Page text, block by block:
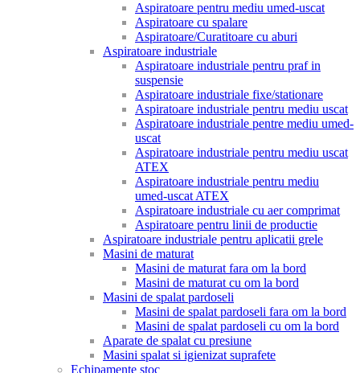
Aspiratoare pentru mediu umed-uscat
Aspiratoare cu spalare
Aspiratoare/Curatitoare cu aburi
Aspiratoare industriale
Aspiratoare industriale pentru praf in
suspensie
Aspiratoare industriale fixe/stationare
Aspiratoare industriale pentru mediu uscat
Aspiratoare industriale pentre mediu umed-
uscat
Aspiratoare industriale pentru mediu uscat
ATEX
Aspiratoare industriale pentru mediu
umed-uscat ATEX
Aspiratoare industriale cu aer comprimat
Aspiratoare pentru linii de productie
Aspiratoare industriale pentru aplicatii grele
Masini de maturat
Masini de maturat fara om la bord
Masini de maturat cu om la bord
Masini de spalat pardoseli
Masini de spalat pardoseli fara om la bord
Masini de spalat pardoseli cu om la bord
Aparate de spalat cu presiune
Masini spalat si igienizat suprafete
Echipamente stoc